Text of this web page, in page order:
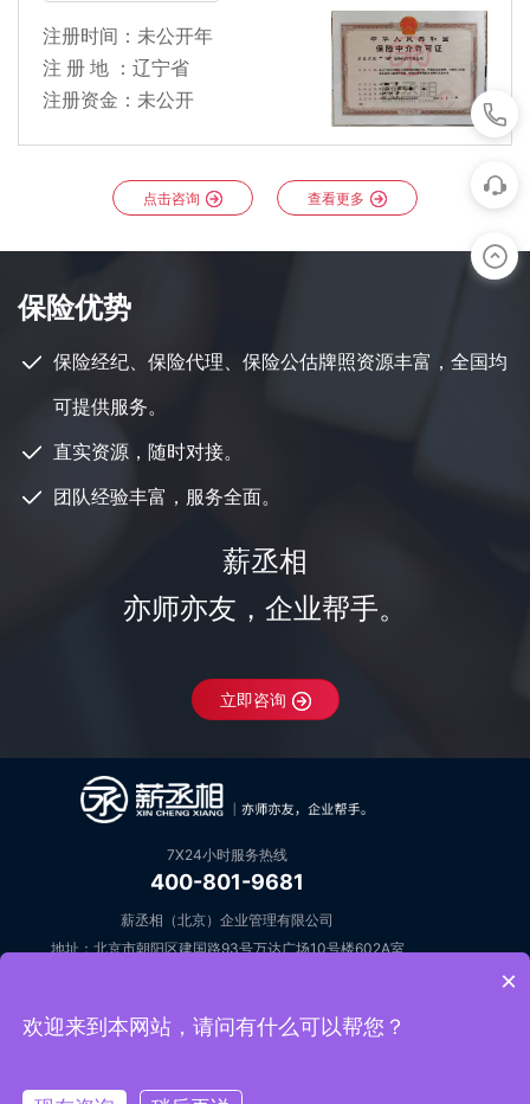
注册时间：未公开年
注 册 地 ：辽宁省
注册资金：未公开
点击咨询 查看更多
保险优势
保险经纪、保险代理、保险公估牌照资源丰富，全国均
可提供服务。
直实资源，随时对接。
团队经验丰富，服务全面。
薪丞相
亦师亦友，企业帮手。
立即咨询
7X24小时服务热线
400-801-9681
薪丞相（北京）企业管理有限公司
地址：北京市朝阳区建国路93号万达广场10号楼602A室
在线咨询
×
欢迎来到本网站，请问有什么可以帮您？